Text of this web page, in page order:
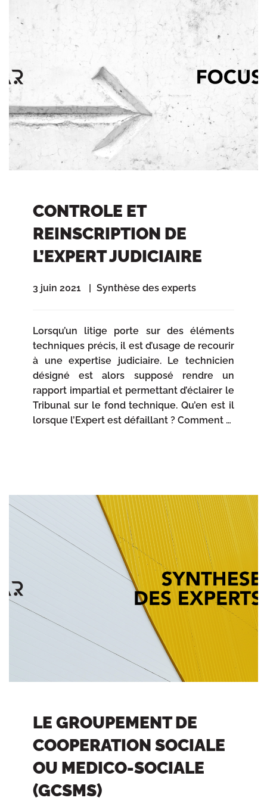
CONTROLE ET
REINSCRIPTION DE
L’EXPERT JUDICIAIRE
3 juin 2021 Synthèse des experts
Lorsqu’un litige porte sur des éléments
techniques précis, il est d’usage de recourir
à une expertise judiciaire. Le technicien
désigné est alors supposé rendre un
rapport impartial et permettant d’éclairer le
Tribunal sur le fond technique. Qu’en est il
lorsque l’Expert est défaillant ? Comment …
LE GROUPEMENT DE
COOPERATION SOCIALE
OU MEDICO-SOCIALE
(GCSMS)